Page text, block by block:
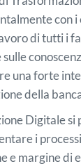
con i
di tutti i
una forte
della
Digitale si
i
e margine di